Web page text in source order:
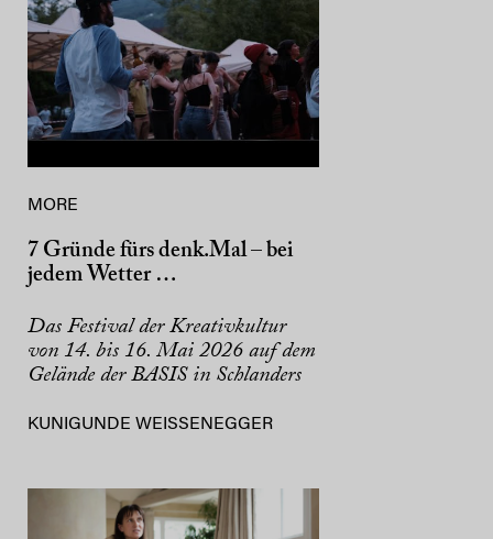
MORE
7 Gründe fürs denk.Mal – bei
jedem Wetter …
Das Festival der Kreativkultur
von 14. bis 16. Mai 2026 auf dem
Gelände der BASIS in Schlanders
KUNIGUNDE WEISSENEGGER